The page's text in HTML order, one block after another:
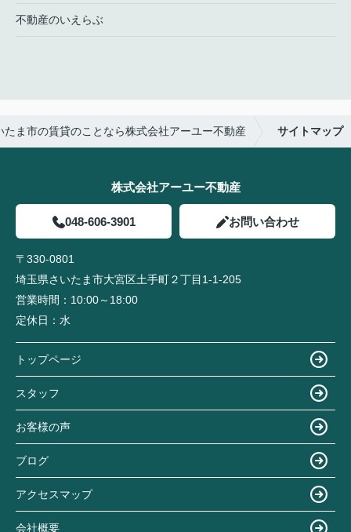
不動産のいえらぶ
たま市の賃貸のことなら株式会社アーユー不動産 サイトマップ
株式会社アーユー不動産
048-606-3901 お問い合わせ
〒330-0801
埼玉県さいたま市大宮区土手町２丁目1-1-205
営業時間： 10:00～18:00
定休日： 水
トップページ
スタッフ
お客様の声
ブログ
アクセスマップ
会社概要